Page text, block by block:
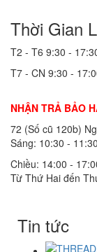
Thời Gian
T2 - T6 9:30 -
T7 - CN 9:30 -
NHẬN TRẢ BẢO
72 (Số cũ 120b)
Sáng: 10:30 - 11:30
Chiều: 14:00 -
Từ Thứ Hai đến
Tin tức